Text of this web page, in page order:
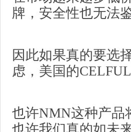
牌，安全性也无法
因此如果真的要选
虑，美国的
也许NMN这种产品
也许我们真的如未